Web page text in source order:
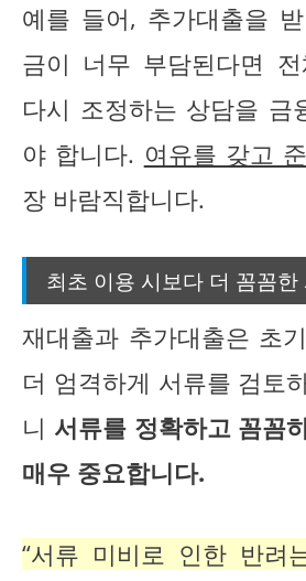
예를 들어, 추가대출을
금이 너무 부담된다면
다시 조정하는 상담을 금
야 합니다. 여유를 갖고
장 바람직합니다.
최초 이용 시보다 더 꼼꼼한
재대출과 추가대출은 초
더 엄격하게 서류를 검토
니 서류를 정확하고 꼼꼼
매우 중요합니다.
“서류 미비로 인한 반려